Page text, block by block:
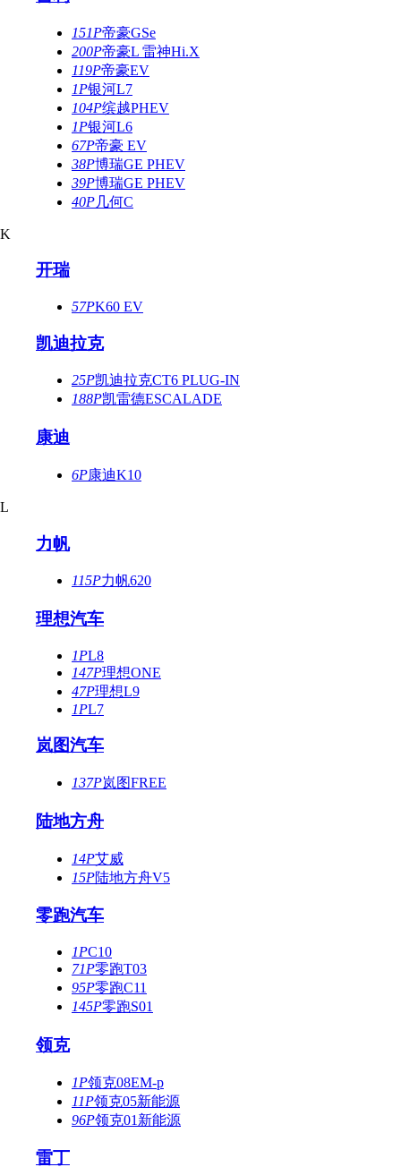
151P帝豪GSe
200P帝豪L 雷神Hi.X
119P帝豪EV
1P银河L7
104P缤越PHEV
1P银河L6
67P帝豪 EV
38P博瑞GE PHEV
39P博瑞GE PHEV
40P几何C
K
开瑞
57PK60 EV
凯迪拉克
25P凯迪拉克CT6 PLUG-IN
188P凯雷德ESCALADE
康迪
6P康迪K10
L
力帆
115P力帆620
理想汽车
1PL8
147P理想ONE
47P理想L9
1PL7
岚图汽车
137P岚图FREE
陆地方舟
14P艾威
15P陆地方舟V5
零跑汽车
1PC10
71P零跑T03
95P零跑C11
145P零跑S01
领克
1P领克08EM-p
11P领克05新能源
96P领克01新能源
雷丁